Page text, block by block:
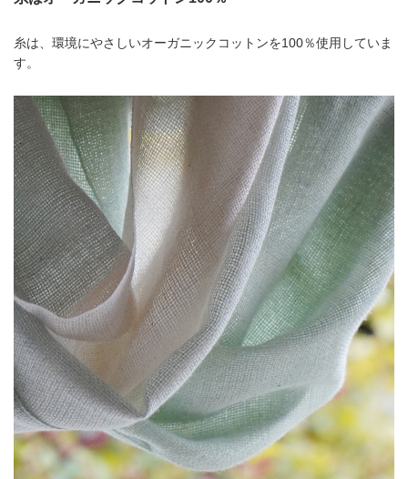
糸は、環境にやさしいオーガニックコットンを100％使用していま
す。